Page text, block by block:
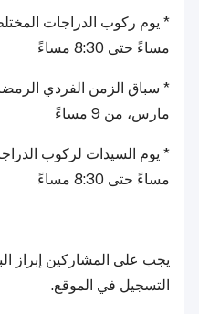
مساءً حتى 8:30 مساءً
مارس، من 9 مساءً
مساءً حتى 8:30 مساءً
يجب على المشاركين إبراز
التسجيل في الموقع.